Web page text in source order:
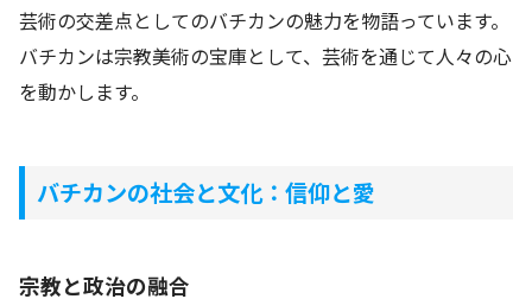
芸術の交差点としてのバチカンの魅力を物語っています。
バチカンは宗教美術の宝庫として、芸術を通じて人々の心
を動かします。
バチカンの社会と文化：信仰と愛
宗教と政治の融合